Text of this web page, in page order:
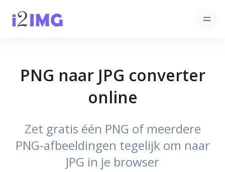
PNG naar JPG converter
online
Zet gratis één PNG of meerdere
PNG-afbeeldingen tegelijk om naar
JPG in je browser